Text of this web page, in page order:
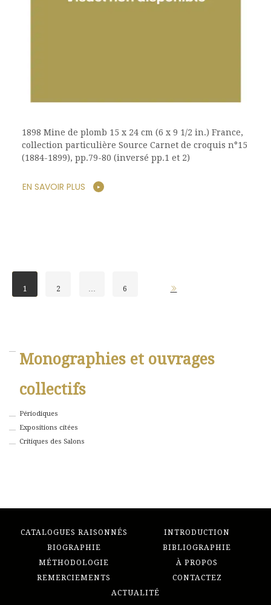
1898 Mine de plomb 15 x 24 cm (6 x 9 1/2 in.) France,
collection particulière Source Carnet de croquis n°15
(1884-1899), pp.79-80 (inversé pp.1 et 2)
EN SAVOIR PLUS
1 2 6
Monographies et ouvrages
collectifs
Périodiques
Expositions citées
Critiques des Salons
CATALOGUES RAISONNÉS
INTRODUCTION
BIOGRAPHIE
BIBLIOGRAPHIE
MÉTHODOLOGIE
À PROPOS
REMERCIEMENTS
CONTACTEZ
ACTUALITÉ